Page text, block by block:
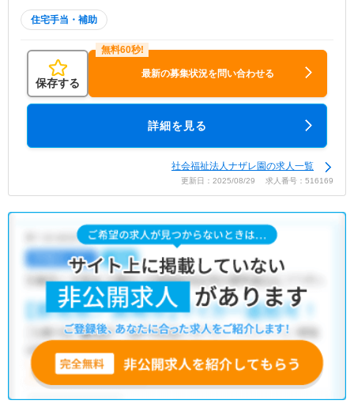
住宅手当・補助
保存する
最新の募集状況を問い合わせる
詳細を見る
社会福祉法人ナザレ園の求人一覧
更新日：2025/08/29 求人番号：516169